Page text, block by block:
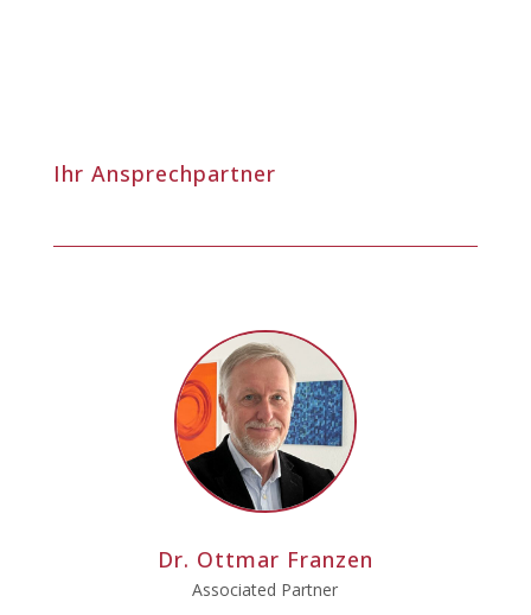
Ihr Ansprechpartner
Dr. Ottmar Franzen
Associated Partner